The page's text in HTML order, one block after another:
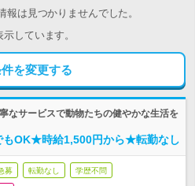
報は見つかりませんでした。
しています。
を変更する
なサービスで動物たちの健やかな生活を
もOK★時給1,500円から★転勤なし
募 転勤なし 学歴不問